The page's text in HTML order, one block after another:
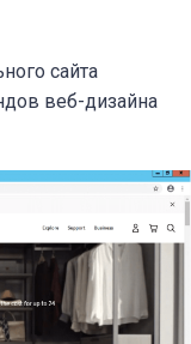
сайта
веб-дизайна